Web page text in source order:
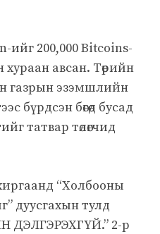
ийг 200,000 Bitcoins-
авсан. Төрийн
газрын эзэмшлийн
бүрдсэн бөгөөд бусад
татвар төлөгчид
“Холбооны
дуусгахын тулд
ДЭЛГЭРЭХГҮЙ.” 2-р